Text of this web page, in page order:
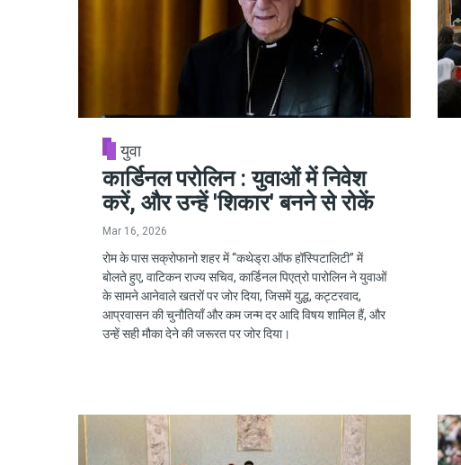
युवा
कार्डिनल परोलिन : युवाओं में निवेश
करें, और उन्हें 'शिकार' बनने से रोकें
Mar 16, 2026
रोम के पास सक्रोफानो शहर में “कथेड्रा ऑफ हॉस्पिटालिटी” में
बोलते हुए, वाटिकन राज्य सचिव, कार्डिनल पिएत्रो पारोलिन ने युवाओं
के सामने आनेवाले खतरों पर जोर दिया, जिसमें युद्ध, कट्टरवाद,
आप्रवासन की चुनौतियाँ और कम जन्म दर आदि विषय शामिल हैं, और
उन्हें सही मौका देने की जरूरत पर जोर दिया।